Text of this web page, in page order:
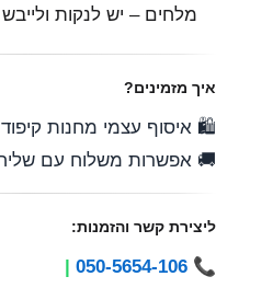
מלחים – יש לנקות
איך מזמינים?
🛍️ איסוף עצמי מחנות
🚚 אפשרות משלוח עם
ליצירת קשר והזמנות:
📞
050-5654-106
|